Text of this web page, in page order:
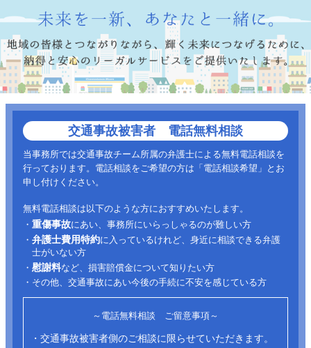
交通事故被害者 電話無料相談
当事務所では交通事故チーム所属の弁護士による無料電話相談を
行っております。電話相談をご希望の方は「電話相談希望」とお
申し付けください。
無料電話相談は以下のような方におすすめいたします。
・ 重傷事故にあい、事務所にいらっしゃるのが難しい方
・ 弁護士費用特約に入っているけれど、身近に相談できる弁護
士がいない方
・ 慰謝料など、損害賠償金について知りたい方
・その他、交通事故にあい今後の手続に不安を感じている方
～電話無料相談 ご留意事項～
・交通事故被害者側のご相談に限らせていただきます。